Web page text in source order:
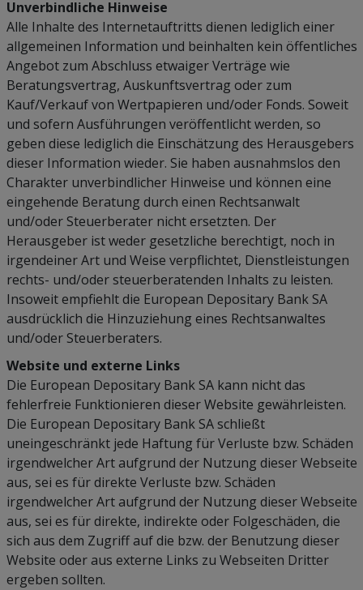
Unverbindliche Hinweise
Alle Inhalte des Internetauftritts dienen lediglich einer
allgemeinen Information und beinhalten kein öffentliches
Angebot zum Abschluss etwaiger Verträge wie
Beratungsvertrag, Auskunftsvertrag oder zum
Kauf/Verkauf von Wertpapieren und/oder Fonds. Soweit
und sofern Ausführungen veröffentlicht werden, so
geben diese lediglich die Einschätzung des Herausgebers
dieser Information wieder. Sie haben ausnahmslos den
Charakter unverbindlicher Hinweise und können eine
eingehende Beratung durch einen Rechtsanwalt
und/oder Steuerberater nicht ersetzten. Der
Herausgeber ist weder gesetzliche berechtigt, noch in
irgendeiner Art und Weise verpflichtet, Dienstleistungen
rechts- und/oder steuerberatenden Inhalts zu leisten.
Insoweit empfiehlt die European Depositary Bank SA
ausdrücklich die Hinzuziehung eines Rechtsanwaltes
und/oder Steuerberaters.
Website und externe Links
Die European Depositary Bank SA kann nicht das
fehlerfreie Funktionieren dieser Website gewährleisten.
Die European Depositary Bank SA schließt
uneingeschränkt jede Haftung für Verluste bzw. Schäden
irgendwelcher Art aufgrund der Nutzung dieser Webseite
aus, sei es für direkte Verluste bzw. Schäden
irgendwelcher Art aufgrund der Nutzung dieser Webseite
aus, sei es für direkte, indirekte oder Folgeschäden, die
sich aus dem Zugriff auf die bzw. der Benutzung dieser
Website oder aus externe Links zu Webseiten Dritter
ergeben sollten.